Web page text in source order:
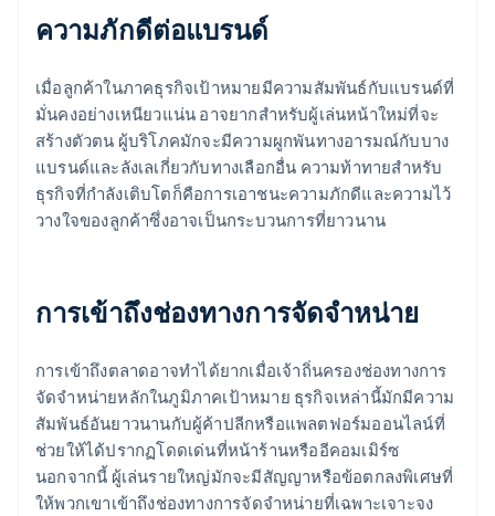
ความภักดีต่อแบรนด์
เมื่อลูกค้าในภาคธุรกิจเป้าหมายมีความสัมพันธ์กับแบรนด์ที่
มั่นคงอย่างเหนียวแน่น อาจยากสำหรับผู้เล่นหน้าใหม่ที่จะ
สร้างตัวตน ผู้บริโภคมักจะมีความผูกพันทางอารมณ์กับบาง
แบรนด์และลังเลเกี่ยวกับทางเลือกอื่น ความท้าทายสําหรับ
ธุรกิจที่กำลังเติบโตก็คือการเอาชนะความภักดีและความไว้
วางใจของลูกค้าซึ่งอาจเป็นกระบวนการที่ยาวนาน
การเข้าถึงช่องทางการจัดจำหน่าย
การเข้าถึงตลาดอาจทําได้ยากเมื่อเจ้าถิ่นครองช่องทางการ
จัดจำหน่ายหลักในภูมิภาคเป้าหมาย ธุรกิจเหล่านี้มักมีความ
สัมพันธ์อันยาวนานกับผู้ค้าปลีกหรือแพลตฟอร์มออนไลน์ที่
ช่วยให้ได้ปรากฏโดดเด่นที่หน้าร้านหรืออีคอมเมิร์ซ
นอกจากนี้ ผู้เล่นรายใหญ่มักจะมีสัญญาหรือข้อตกลงพิเศษที่
ให้พวกเขาเข้าถึงช่องทางการจัดจำหน่ายที่เฉพาะเจาะจง